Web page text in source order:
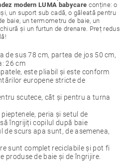
modern LUMA babycare conține: o
un suport sub cadă, o găleată pentru
baie, un termometru de baie, un
și un furtun de drenare. Preț redus
de sus 78 cm, partea de jos 50 cm,
26 cm
este pliabil și este conform
europene stricte de
scutece, cât și pentru a turna
peria și setul de
îngrijiți copilul după baie
de scurs apa sunt, de asemenea,
sunt complet reciclabile și pot fi
produse de baie și de îngrijire.